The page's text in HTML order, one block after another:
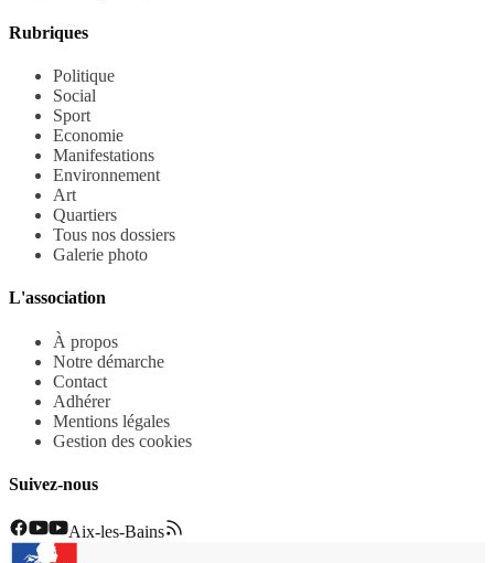
Rubriques
Politique
Social
Sport
Economie
Manifestations
Environnement
Art
Quartiers
Tous nos dossiers
Galerie photo
L'association
À propos
Notre démarche
Contact
Adhérer
Mentions légales
Gestion des cookies
Suivez-nous
Aix-les-Bains